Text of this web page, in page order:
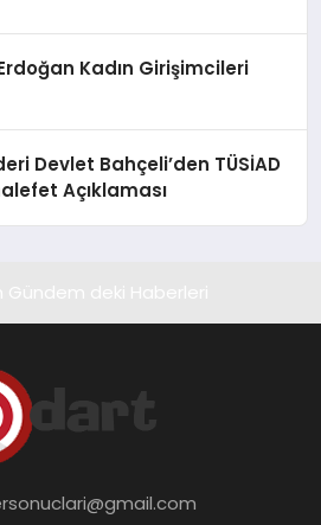
Kadın Girişimcileri
Devlet Bahçeli’den TÜSİAD
Açıklaması